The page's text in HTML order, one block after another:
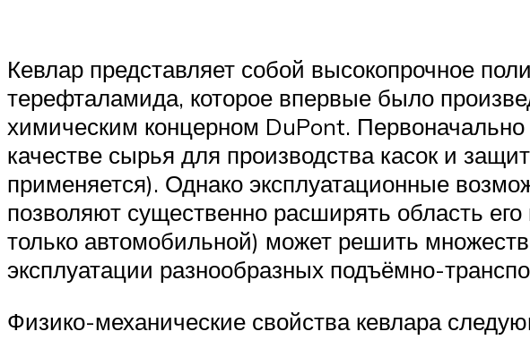
Кевлар представляет собой высокопрочное
терефталамида, которое впервые было
химическим концерном DuPont.
качестве сырья для производства касок и
применяется). Однако эксплуатационные
позволяют существенно расширять область
только автомобильной) может решить
эксплуатации разнообразных подъёмно-
Физико-механические свойства кевлара